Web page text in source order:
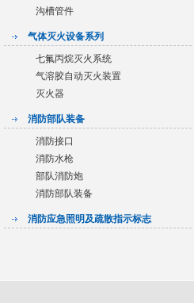
沟槽管件
气体灭火设备系列
七氟丙烷灭火系统
气溶胶自动灭火装置
灭火器
消防部队装备
消防接口
消防水枪
部队消防炮
消防部队装备
消防应急照明及疏散指示标志